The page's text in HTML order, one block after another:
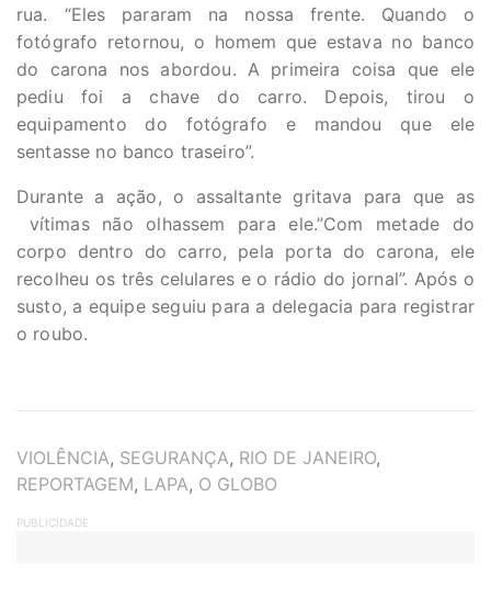
rua. “Eles pararam na nossa frente. Quando o
fotógrafo retornou, o homem que estava no banco
do carona nos abordou. A primeira coisa que ele
pediu foi a chave do carro. Depois, tirou o
equipamento do fotógrafo e mandou que ele
sentasse no banco traseiro”.
Durante a ação, o assaltante gritava para que as
vítimas não olhassem para ele.”Com metade do
corpo dentro do carro, pela porta do carona, ele
recolheu os três celulares e o rádio do jornal”. Após o
susto, a equipe seguiu para a delegacia para registrar
o roubo.
TAGS
VIOLÊNCIA, SEGURANÇA, RIO DE JANEIRO,
REPORTAGEM, LAPA, O GLOBO
PUBLICIDADE